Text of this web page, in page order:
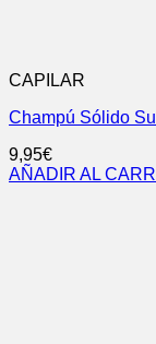
CAPILAR
Champú Sólido
9,95€
AÑADIR AL